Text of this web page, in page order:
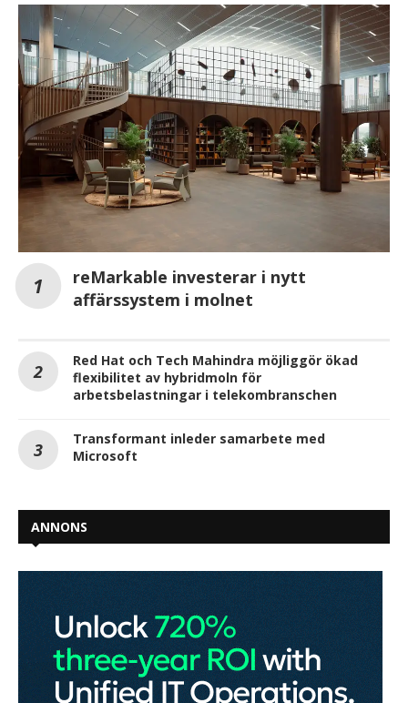
reMarkable investerar i nytt
affärssystem i molnet
Red Hat och Tech Mahindra möjliggör ökad
flexibilitet av hybridmoln för
arbetsbelastningar i telekombranschen
Transformant inleder samarbete med
Microsoft
ANNONS